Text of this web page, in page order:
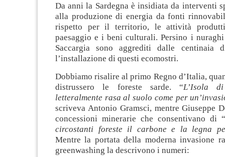
Da anni la Sardegna è insidiata da interventi
alla produzione di energia da fonti
rispetto per il territorio, le attività
paesaggio e i beni culturali. Persino i
Saccargia sono aggrediti dalle centinaia
l’installazione di questi ecomostri.
Dobbiamo risalire al primo Regno d’Italia,
distrussero le foreste sarde. “L’Isola
letteralmente rasa al suolo come per
scriveva Antonio Gramsci, mentre Giuseppe
concessioni minerarie che consentivano di “
circostanti foreste il carbone e la legna
Mentre la portata della moderna invasione
greenwashing la descrivono i numeri: